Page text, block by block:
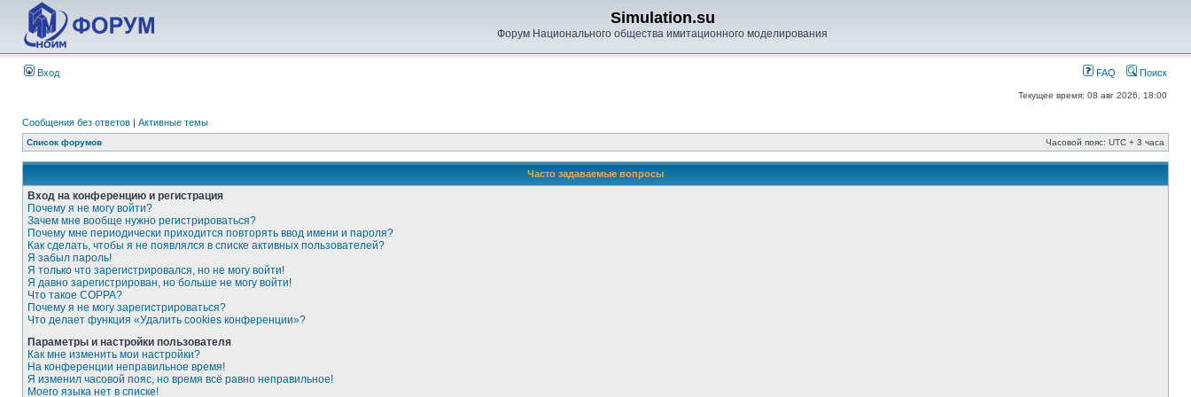
Simulation.su
Форум Национального общества имитационного моделирования
Вход FAQ Поиск
Текущее время: 08 авг 2026, 18:00
Сообщения без ответов | Активные темы
Список форумов Часовой пояс: UTC + 3 часа
Часто задаваемые вопросы
Вход на конференцию и регистрация
Почему я не могу войти?
Зачем мне вообще нужно регистрироваться?
Почему мне периодически приходится повторять ввод имени и пароля?
Как сделать, чтобы я не появлялся в списке активных пользователей?
Я забыл пароль!
Я только что зарегистрировался, но не могу войти!
Я давно зарегистрирован, но больше не могу войти!
Что такое COPPA?
Почему я не могу зарегистрироваться?
Что делает функция «Удалить cookies конференции»?
Параметры и настройки пользователя
Как мне изменить мои настройки?
На конференции неправильное время!
Я изменил часовой пояс, но время всё равно неправильное!
Моего языка нет в списке!